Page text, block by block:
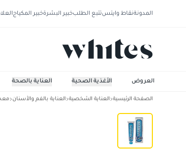
المدونةنقاط وايتستتبع الطلبخبير البشرةخبير المكياج
العناية بالصحة الأغذية الصحية العروض
الصفحة الرئيسية العناية الشخصية العناية بالفم والأسنان